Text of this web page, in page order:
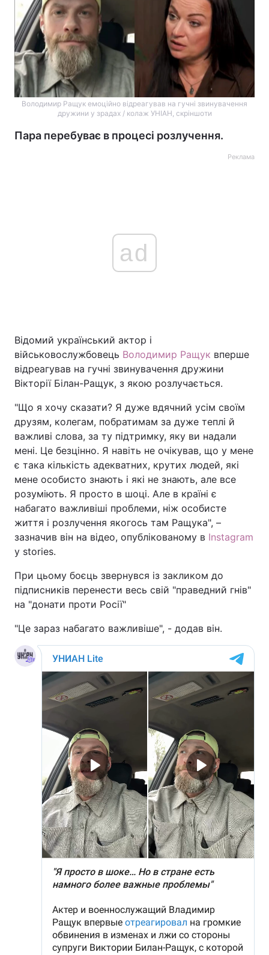
Володимир Ращук емоційно відреагував на гучні звинувачення
дружини у зрадах / колаж УНІАН, скріншоти
Пара перебуває в процесі розлучення.
Реклама
ad
Відомий український актор і
військовослужбовець Володимир Ращук вперше
відреагував на гучні звинувачення дружини
Вікторії Білан-Ращук, з якою розлучається.
"Що я хочу сказати? Я дуже вдячний усім своїм
друзям, колегам, побратимам за дуже теплі й
важливі слова, за ту підтримку, яку ви надали
мені. Це безцінно. Я навіть не очікував, що у мене
є така кількість адекватних, крутих людей, які
мене особисто знають і які не знають, але все
розуміють. Я просто в шоці. Але в країні є
набагато важливіші проблеми, ніж особисте
життя і розлучення якогось там Ращука", –
зазначив він на відео, опублікованому в Instagram
у stories.
При цьому боєць звернувся із закликом до
підписників перенести весь свій "праведний гнів"
на "донати проти Росії"
"Це зараз набагато важливіше", - додав він.